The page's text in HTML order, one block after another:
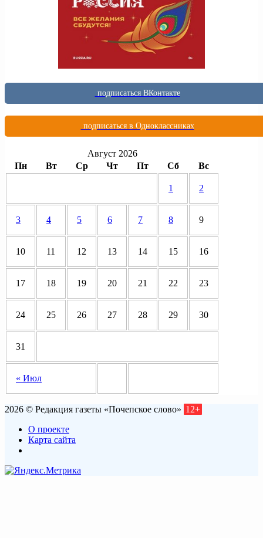
подписаться ВКонтакте
подписаться в Одноклассниках
Август 2026
Пн
Вт Ср Чт Пт Сб Вс
« Июл
1 2
3 4 5 6 7 8 9
10 11 12 13 14 15 16
17 18 19 20 21 22 23
24 25 26 27 28 29 30
31
2026 © Редакция газеты «Почепское слово» 12+
О проекте
Карта сайта